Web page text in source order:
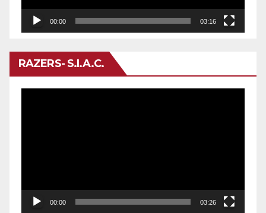
00:00 03:16
RAZERS- S.I.A.C.
00:00 03:26